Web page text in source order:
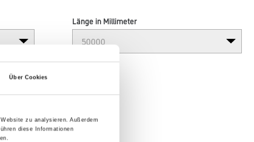
Über Cookies
zu analysieren. Außerdem
diese Informationen
Länge in Millimeter